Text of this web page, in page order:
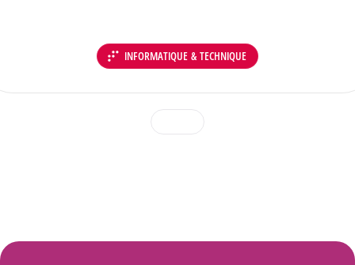
DÉPARTEMENT :
INFORMATIQUE & TECHNIQUE
1 2